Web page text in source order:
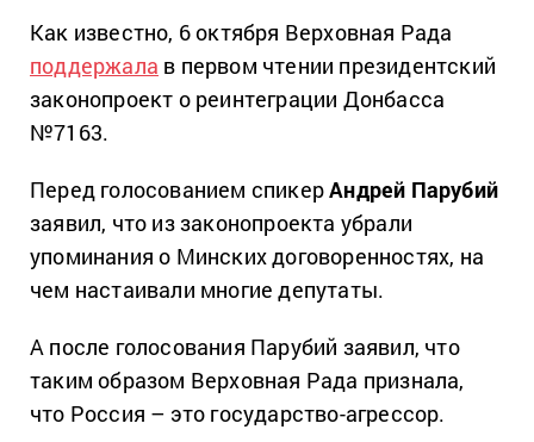
Как известно, 6 октября Верховная Рада
поддержала в первом чтении президентский
законопроект о реинтеграции Донбасса
№7163.
Перед голосованием спикерАндрей Парубий
заявил, что из законопроекта убрали
упоминания о Минских договоренностях, на
чем настаивали многие депутаты.
А после голосования Парубий заявил, что
таким образом Верховная Рада признала,
что Россия – это государство-агрессор.